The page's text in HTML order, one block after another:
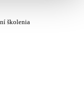
školenia